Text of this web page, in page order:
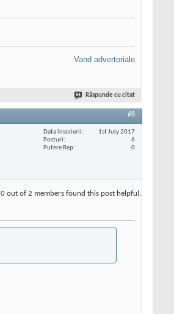
Vand advertoriale
Răspunde cu citat
#8
Data înscrierii
1st July 2017
Posturi
6
Putere Rep
0
0 out of 2 members found this post helpful.